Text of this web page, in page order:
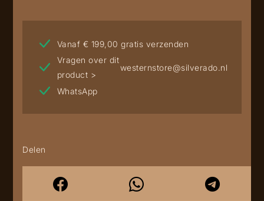
Vanaf € 199,00 gratis verzenden
Vragen over dit
product >
westernstore@silverado.nl
WhatsApp
Delen